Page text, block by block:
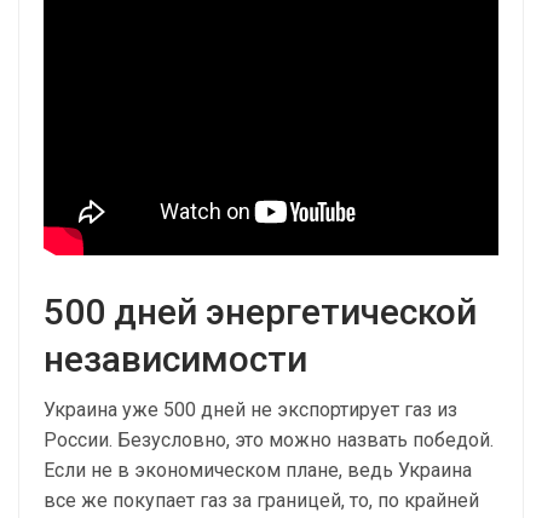
500 дней энергетической
независимости
Украина уже 500 дней не экспортирует газ из
России. Безусловно, это можно назвать победой.
Если не в экономическом плане, ведь Украина
все же покупает газ за границей, то, по крайней